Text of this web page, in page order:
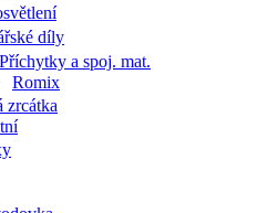
díly
Příchytky a spoj. mat.
Romix
zrcátka